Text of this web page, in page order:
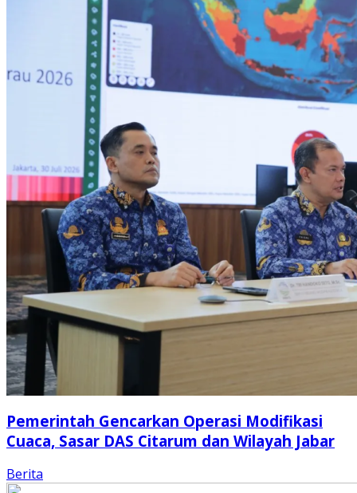
Pemerintah Gencarkan Operasi Modifikasi
Cuaca, Sasar DAS Citarum dan Wilayah Jabar
Berita